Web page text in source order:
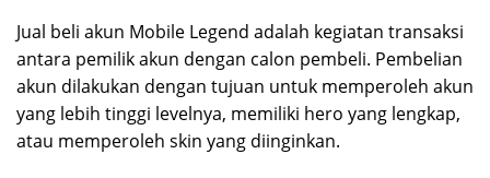
Jual beli akun Mobile Legend adalah kegiatan transaksi
antara pemilik akun dengan calon pembeli. Pembelian
akun dilakukan dengan tujuan untuk memperoleh akun
yang lebih tinggi levelnya, memiliki hero yang lengkap,
atau memperoleh skin yang diinginkan.